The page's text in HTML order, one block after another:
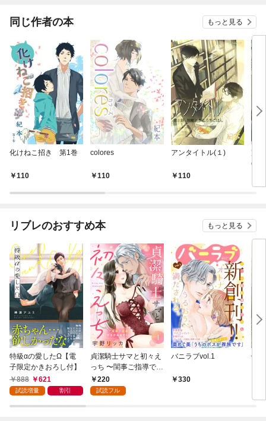
同じ作者の本 もっと見る
化けねこ招き 第1巻
110
colores
110
アンタイトル(１)
110
完
e(
リブレのおすすめ本 もっと見る
特級αの愛したΩ【電
子限定かきおろし付】
888
621
試読増量 割引
貞潔騎士サマと初々え
っち 〜閨事ご指導でき
かねます！〜（1）
220
試読フル
バニラブvol.1
330
偽